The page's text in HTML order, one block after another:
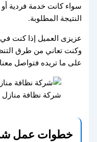
سواء كانت خدمة فردية
النتيجة المطلوبة.
عزيزى العميل إذا كنت
وكنت تعاني من طرق
على ما تريده فتواصل
شركة نظافة منازل
خطوات عمل